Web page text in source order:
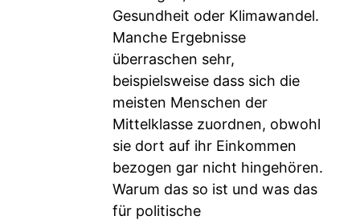
Gesundheit oder Klimawandel.
Manche Ergebnisse
überraschen sehr,
beispielsweise dass sich die
meisten Menschen der
Mittelklasse zuordnen, obwohl
sie dort auf ihr Einkommen
bezogen gar nicht hingehören.
Warum das so ist und was das
für politische